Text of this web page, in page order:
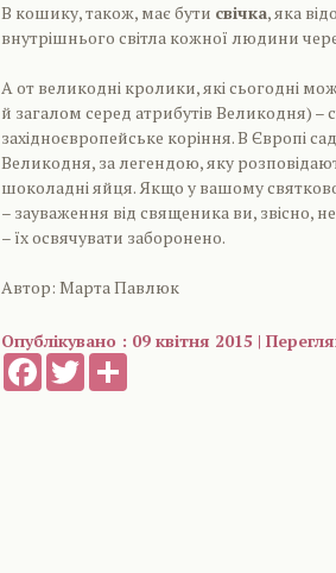
В кошику, також, має бути свічка, яка
внутрішнього світла кожної людини
А от великодні кролики, які сьогодні
й загалом серед атрибутів Великодня) –
західноєвропейське коріння. В Європі
Великодня, за легендою, яку
шоколадні яйця. Якщо у вашому
– зауваження від священика ви, звісно,
– їх освячувати заборонено.
Автор: Марта Павлюк
Опублікувано : 09 квітня 2015 |
FacebookTwitter